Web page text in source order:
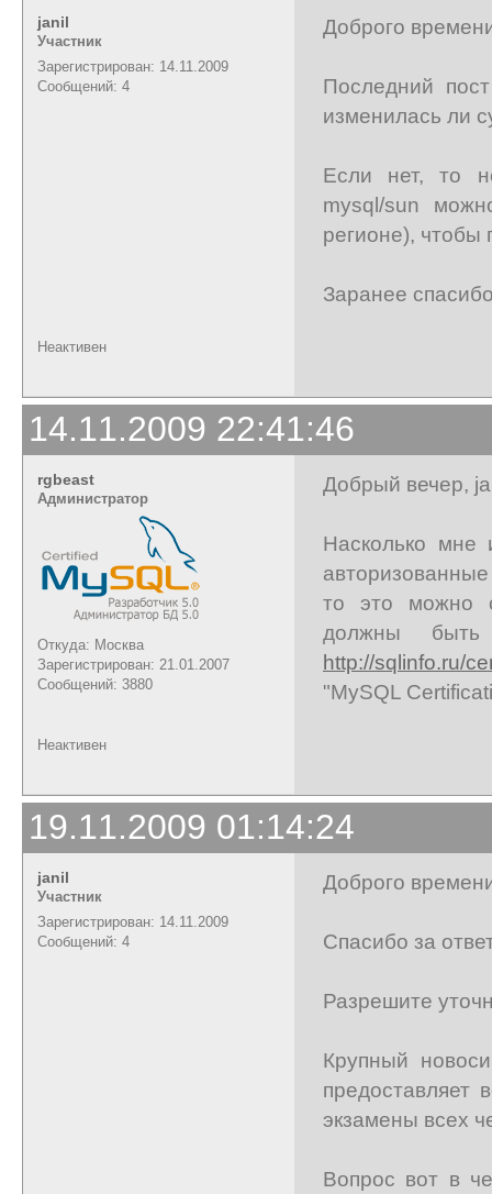
janil
Участник
Зарегистрирован: 14.11.2009
Сообщений: 4
Доброго
Последний
изменилась ли
Если нет, то
mysql/sun
регионе), чтобы
Заранее
Неактивен
14.11.2009 22:41:46
rgbeast
Администратор
Откуда: Москва
Зарегистрирован: 21.01.2007
Сообщений: 3880
Добрый вечер,
Насколько мне
то это можно
должны
http://sqlinfo.ru/
"MySQL
Неактивен
19.11.2009 01:14:24
janil
Участник
Зарегистрирован: 14.11.2009
Сообщений: 4
Доброго
Спасибо за
Разрешите
Крупный
предоставляет
экзамены всех
Вопрос вот в